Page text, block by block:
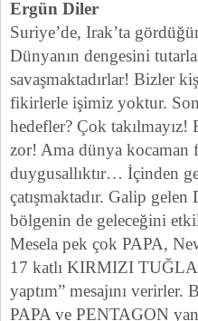
Ergün Diler
Suriye’de, Irak’ta
Dünyanın dengesini
savaşmaktadırlar! Bizler
fikirlerle işimiz yoktur.
hedefler? Çok
zor! Ama dünya kocaman
duygusallıktır… İçinden
çatışmaktadır. Galip
bölgenin de geleceğini
Mesela pek çok PAPA,
17 katlı KIRMIZI
yaptım” mesajını
PAPA ve PENTAGON